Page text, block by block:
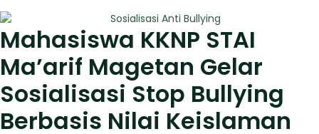
Mahasiswa KKNP STAI
Ma’arif Magetan Gelar
Sosialisasi Stop Bullying
Berbasis Nilai Keislaman